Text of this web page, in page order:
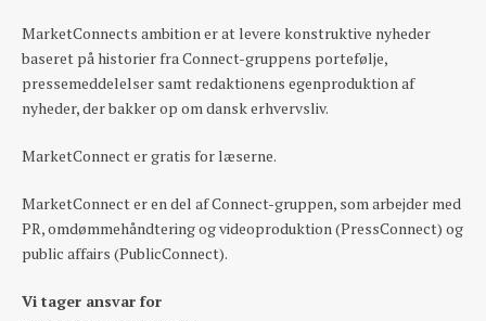
MarketConnects ambition er at levere konstruktive nyheder
baseret på historier fra Connect-gruppens portefølje,
pressemeddelelser samt redaktionens egenproduktion af
nyheder, der bakker op om dansk erhvervsliv.
MarketConnect er gratis for læserne.
MarketConnect er en del af Connect-gruppen, som arbejder med
PR, omdømmehåndtering og videoproduktion (PressConnect) og
public affairs (PublicConnect).
Vi tager ansvar for